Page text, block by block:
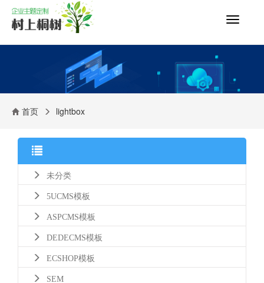
切
导
首页 lightbox
未分类
5UCMS模板
ASPCMS模板
DEDECMS模板
ECSHOP模板
SEM